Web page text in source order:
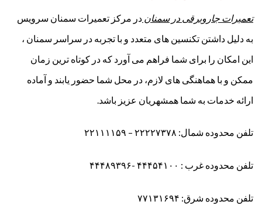
تعمیرات جاروبرقی در سمنان در مرکز تعمیرات سمنان سرویس
به دلیل داشتن تکنسین های متعدد و با تجربه در سراسر سمنان ،
این امکان را برای شما فراهم می آورد که در کوتاه ترین زمان
ممکن و با هماهنگی های لازم، در محل شما حضور یابند و آماده
ارائه خدمات به شما همشهریان عزیز باشد.
تلفن محدوده شمال: ۲۲۲۲۷۳۷۸ – ۲۲۱۱۱۱۵۹
تلفن محدوده غرب : ۴۴۴۵۴۱۰۰ -۴۴۴۸۹۳۹۶
تلفن محدوده شرق: ۷۷۱۳۱۶۹۴